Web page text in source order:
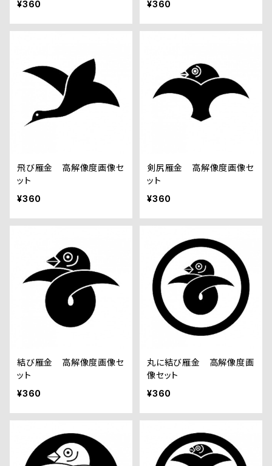
¥360
¥360
飛び雁金 高解像度画像セ
ット
¥360
剣尻雁金 高解像度画像セ
ット
¥360
結び雁金 高解像度画像セ
ット
¥360
丸に結び雁金 高解像度画
像セット
¥360